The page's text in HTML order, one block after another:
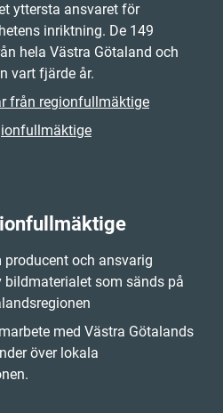
yttersta ansvaret för
inriktning. De 149
hela Västra Götaland och
vart fjärde år.
från regionfullmäktige
producent och ansvarig
bildmaterialet som sänds på
med Västra Götalands
över lokala